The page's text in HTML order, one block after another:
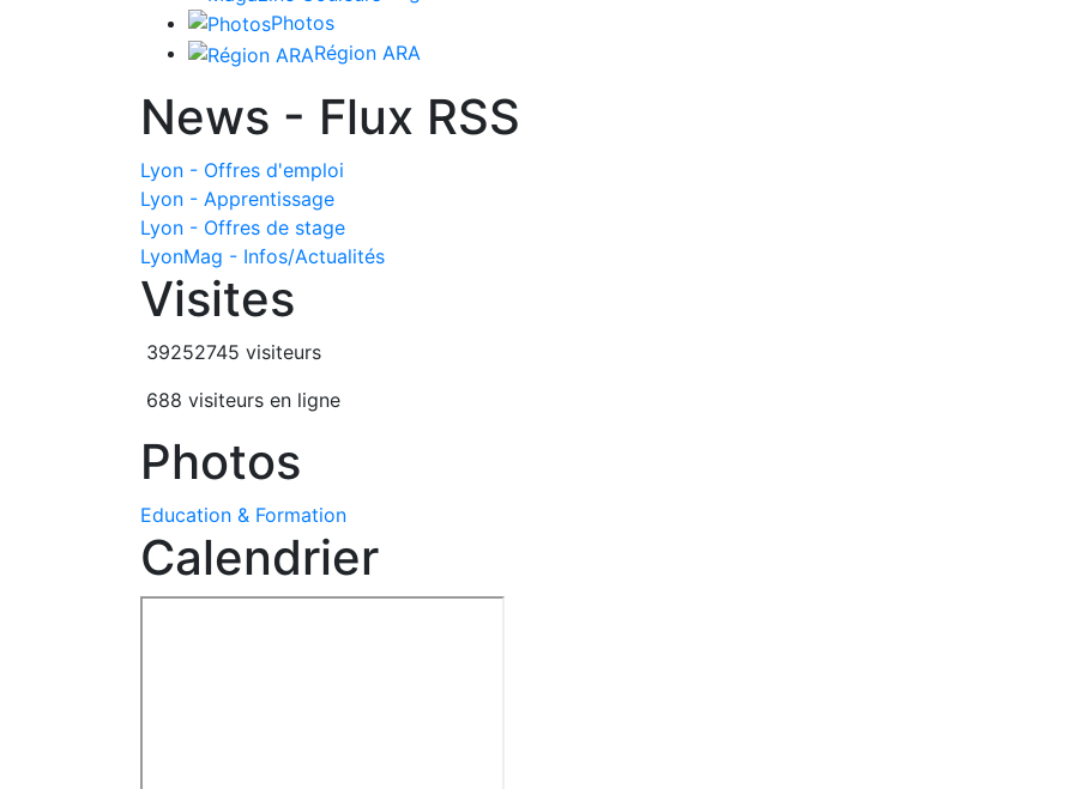
Photos
Région ARA
News - Flux RSS
Lyon - Offres d'emploi
Lyon - Apprentissage
Lyon - Offres de stage
LyonMag - Infos/Actualités
Visites
39252745 visiteurs
688 visiteurs en ligne
Photos
Education & Formation
Calendrier